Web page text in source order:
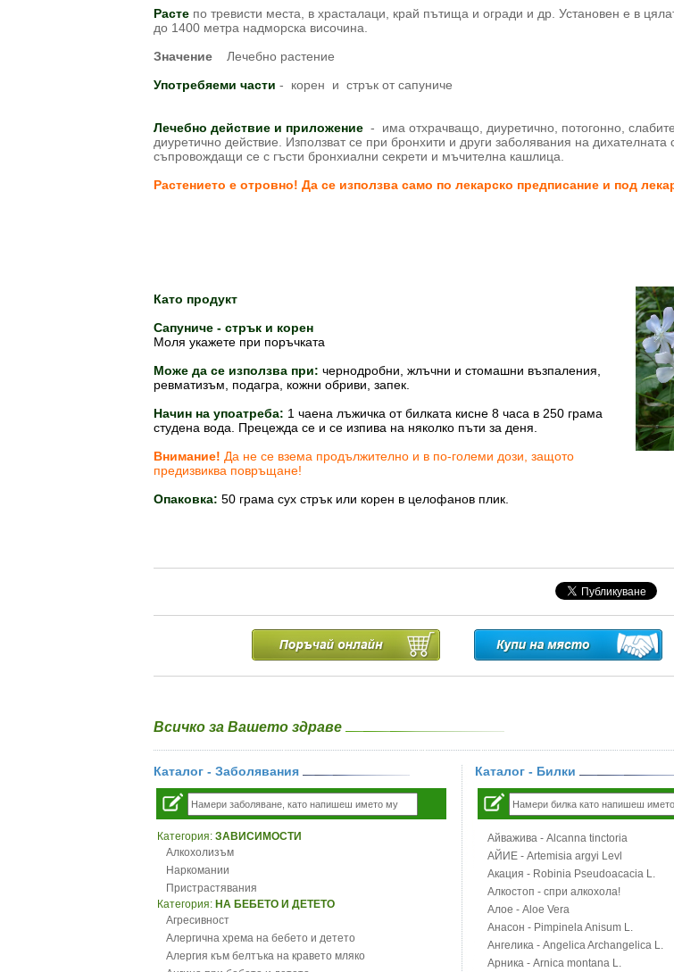
Расте по тревисти места, в храсталаци, край пътища и огради и др. Установен е в
до 1400 метра надморска височина.
Значение Лечебно растение
Употребяеми части - корен и стрък от сапуниче
Лечебно действие и приложение - има отхрачващо, диуретично, потогонно,
диуретично действие. Използват се при бронхити и други заболявания на дихателната
съпровождащи се с гъсти бронхиални секрети и мъчителна кашлица.
Растението е отровно! Да се използва само по лекарско предписание и под
Като продукт
Сапуниче - стрък и корен
Моля укажете при поръчката
Може да се използва при: чернодробни, жлъчни и стомашни възпаления,
ревматизъм, подагра, кожни обриви, запек.
Начин на упоатреба: 1 чаена лъжичка от билката кисне 8 часа в 250 грама
студена вода. Прецежда се и се изпива на няколко пъти за деня.
Внимание! Да не се взема продължително и в по-големи дози, защото
предизвиква повръщане!
Опаковка: 50 грама сух стрък или корен в целофанов плик.
Всичко за Вашето здраве
Каталог - Заболявания
Категория: ЗАВИСИМОСТИ
Алкохолизъм
Наркомании
Пристрастявания
Категория: НА БЕБЕТО И ДЕТЕТО
Агресивност
Алергична хрема на бебето и детето
Алергия към белтъка на кравето мляко
Каталог - Билки
Айважива - Alcanna tinctoria
АЙИЕ - Artemisia argyi Levl
Акация - Robinia Pseudoacacia L.
Алкостоп - спри алкохола!
Алое - Aloe Vera
Анасон - Pimpinela Anisum L.
Ангелика - Angelica Archangelica L.
Арника - Arnica montana L.